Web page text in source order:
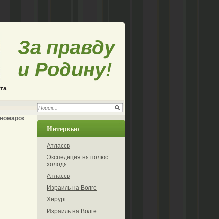
За правду
и Родину!
Интервью
Атласов
Экспедиция на полюс
холода
Атласов
Израиль на Волге
Хирург
Израиль на Волге